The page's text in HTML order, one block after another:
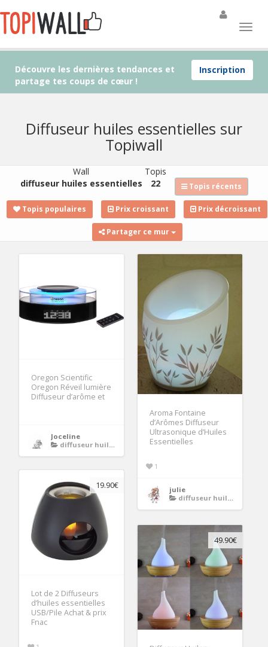
Inscription
Découvre les dernières tendances et
partage tes coups de cœur !
Diffuseur huiles essentielles sur
Topiwall
Wall
diffuseur huiles essentielles
Topis
22
Topis récents
Topis populaires Prix croissant Prix décroissant
Partager ce mur
Oregon Scientific
Oregon Réveil lumière
Diffuseur d’arôme et
Joceline
diffuseur huiles essentielles
Aroma Fontaine
d’Arômes Diffuseur
Ultrasonique d’Huiles
Essentielles
1
julie
diffuseur huiles essentielles
19.90€
Lot de 2 Diffuseurs
d’huiles essentielles
USB/Pile Achat & prix
Fnac
49.90€